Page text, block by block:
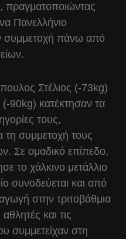
πραγματοποιώντας
Πανελλήνιο
συμμετοχή πάνω από
Στέλιος (-73kg)
90kg) κατέκτησαν τα
τους,
τη συμμετοχή τους
Σε ομαδικό επίπεδο,
το χάλκινο μετάλλιο
συνοδεύεται και από
στην τριτοβάθμια
και τις
συμμετείχαν στη